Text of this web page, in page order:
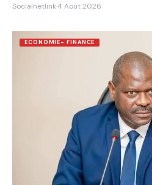
Socialnetlink·4 Août 2026
ECONOMIE- FINANCE